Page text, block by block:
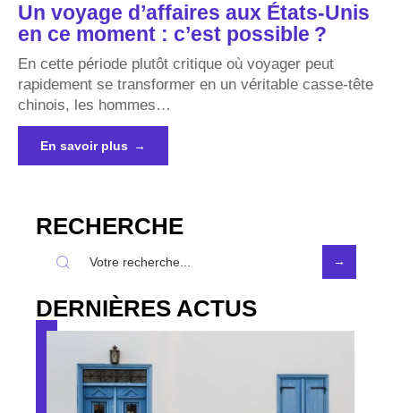
Un voyage d’affaires aux États-Unis
en ce moment : c’est possible ?
En cette période plutôt critique où voyager peut
rapidement se transformer en un véritable casse-tête
chinois, les hommes…
En savoir plus
RECHERCHE
DERNIÈRES ACTUS